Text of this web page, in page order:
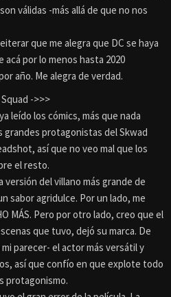
válidas -más allá de que no nos
que me alegra que DC se haya
por lo menos hasta 2020
año. Me alegra de verdad.
->>>
leído los cómics, más que nada
grandes protagonistas del Skwad
así que no veo mal que los
el resto.
versión del villano más grande de
sabor agridulce. Por un lado, me
MÁS. Pero por otro lado, creo que el
que tuvo, dejó su marca. De
parecer- el actor más versátil y
así que confío en que explote todo
protagonismo.